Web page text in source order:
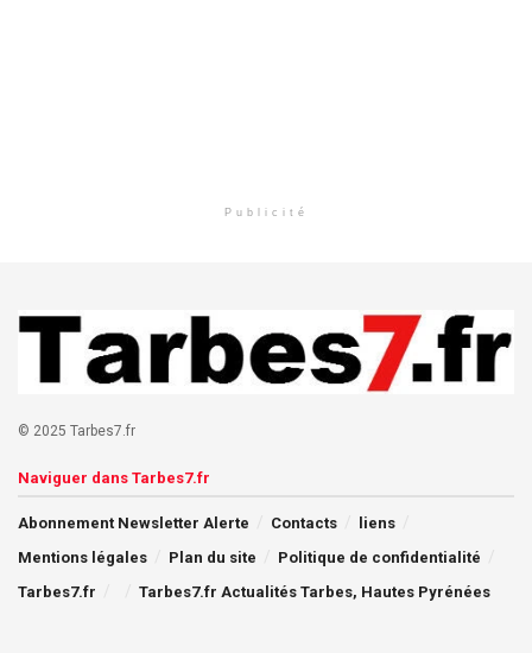
Publicité
© 2025 Tarbes7.fr
Naviguer dans Tarbes7.fr
Abonnement Newsletter Alerte Contacts
liens
Mentions légales
Plan du site
Politique de confidentialité
Tarbes7.fr
Tarbes7.fr Actualités Tarbes, Hautes Pyrénées